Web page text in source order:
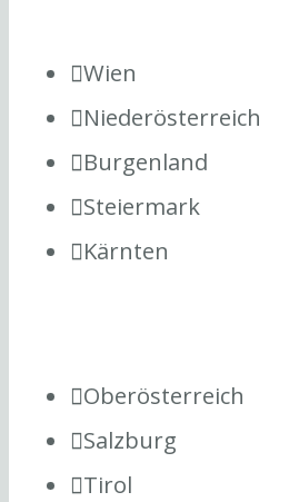
Wien
Niederösterreich
Burgenland
Steiermark
Kärnten
Oberösterreich
Salzburg
Tirol